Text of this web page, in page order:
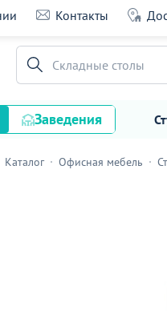
Контакты
Складные столы
Заведения
и опоры
Силиври с тумбой и
Каталог Офисная мебель